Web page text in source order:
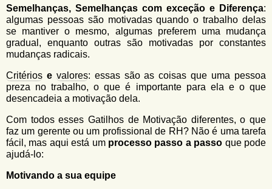
Semelhanças, Semelhanças com exceção e Diferença:
algumas pessoas são motivadas quando o trabalho delas
se mantiver o mesmo, algumas preferem uma mudança
gradual, enquanto outras são motivadas por constantes
mudanças radicais.
Critérios e valores: essas são as coisas que uma pessoa
preza no trabalho, o que é importante para ela e o que
desencadeia a motivação dela.
Com todos esses Gatilhos de Motivação diferentes, o que
faz um gerente ou um profissional de RH? Não é uma tarefa
fácil, mas aqui está um processo passo a passo que pode
ajudá-lo:
Motivando a sua equipe